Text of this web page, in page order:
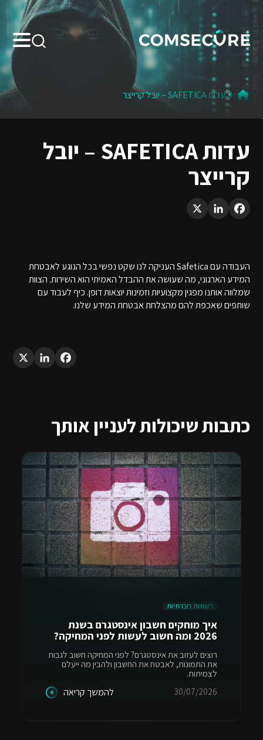
Search:
עדות SAFETICA – יובל קרייצר
עדות SAFETICA – יובל
קרייצר
Facebook
LinkedIn
X
העבודה עם Safetica העניקה לנו שקט נפשי בכל הנוגע לאבטחת
המידע הארגוני, מה שעושה את ההבדל האמיתי הוא השירות. הצוות
שמלווה אותנו מפגין מקצועיות וזמינות יוצאות דופן. כיף לעבוד עם
שותפים שאכפת להם מהצלחת אבטחת המידע שלנו.
Facebook
LinkedIn
X
כתבות שיכולות לעניין אותך
רשתות חברתיות
איך מוחקים חשבון אינסטגרם בשנת
2026 ומה חשוב לעשות לפני המחיקה?
רוצים לעזוב את אינסטגרם? לפני המחיקה חשוב לגבות
את התמונות, לאבטח את החשבון ולהבין מה ייעלם
לצמיתות.
30/07/2026
להמשך קריאה